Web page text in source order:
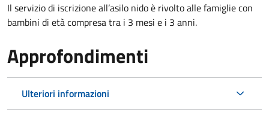
Il servizio di iscrizione all’asilo nido è rivolto alle famiglie con
bambini di età compresa tra i 3 mesi e i 3 anni.
Approfondimenti
Ulteriori informazioni